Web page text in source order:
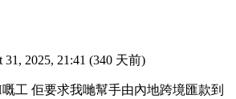
31, 2025, 21:41 (340 天前)
嘅工 佢要求我哋幫手由內地跨境匯款到